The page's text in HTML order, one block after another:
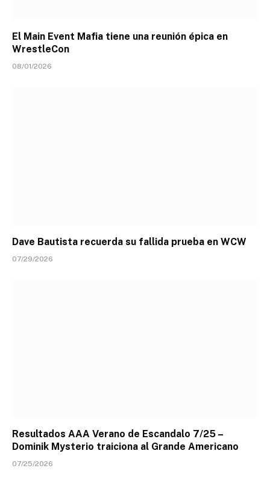
El Main Event Mafia tiene una reunión épica en
WrestleCon
08/01/2026
Dave Bautista recuerda su fallida prueba en WCW
07/29/2026
Resultados AAA Verano de Escandalo 7/25 –
Dominik Mysterio traiciona al Grande Americano
07/25/2026